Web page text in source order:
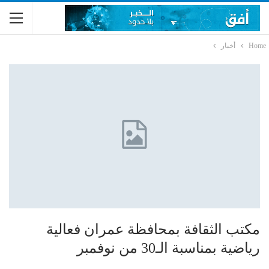
Home أخبار
مكتب الثقافة بمحافظة عمران فعالية
رياضية بمناسبة الـ30 من نوفمبر